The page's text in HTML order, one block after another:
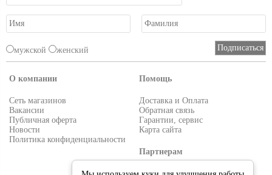
мужской женский
О компании
Сеть магазинов
Вакансии
Публичная оферта
Новости
Политика конфиденциальности
Помощь
Доставка и Оплата
Обратная связь
Гарантии, сервис
Карта сайта
Партнерам